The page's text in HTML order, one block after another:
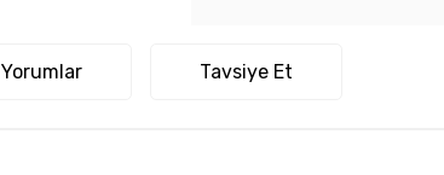
Yorumlar Tavsiye Et